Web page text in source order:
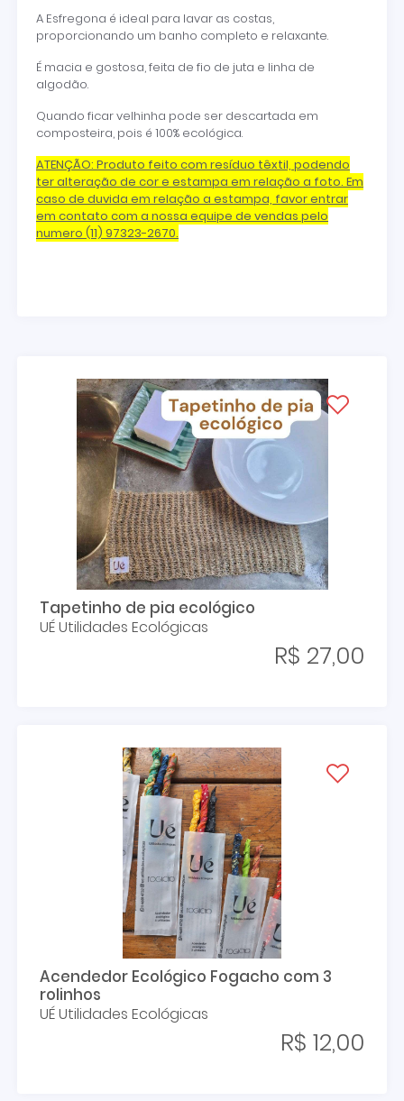
A Esfregona é ideal para lavar as costas,
proporcionando um banho completo e relaxante.
É macia e gostosa, feita de fio de juta e linha de
algodão.
Quando ficar velhinha pode ser descartada em
composteira, pois é 100% ecológica.
ATENÇÃO: Produto feito com resíduo têxtil, podendo
ter alteração de cor e estampa em relação a foto. Em
caso de duvida em relação a estampa, favor entrar
em contato com a nossa equipe de vendas pelo
numero (11) 97323-2670.
Tapetinho de pia ecológico
UÉ Utilidades Ecológicas
R$ 27,00
Acendedor Ecológico Fogacho com 3
rolinhos
UÉ Utilidades Ecológicas
R$ 12,00